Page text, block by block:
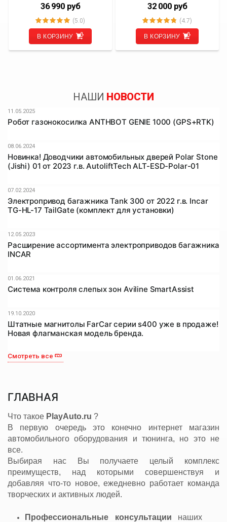
AutoliftTech ALT-TG-VW-ID.4
TailGate (комплект для
установки)
36 990 руб
(5.0)
В КОРЗИНУ
для установки)
32 000 руб
(4.7)
В КОРЗИНУ
НАШИ НОВОСТИ
11.05.2025
Робот газонокосилка ANTHBOT GENIE 1000 (GPS+RTK)
08.06.2024
Новинка! Доводчики автомобильных дверей Polar Stone
(Jishi) 01 от 2023 г.в. AutoliftTech ALT-ESD-Polar-01
07.02.2024
Электропривод багажника Tank 300 от 2022 г.в. Incar
TG-HL-17 TailGate (комплект для установки)
12.05.2023
Расширение ассортимента электроприводов багажника
INCAR
01.06.2021
Система контроля слепых зон Aviline SmartAssist
19.10.2020
Штатные магнитолы FarCar серии s400 уже в продаже!
Новая флагманская модель бренда.
Смотреть все
ГЛАВНАЯ
Что такое PlayAuto.ru ?
В первую очередь это конечно интернет магазин
автомобильного оборудования и тюнинга, но это не
все.
Выбирая нас Вы получаете целый комплекс
преимуществ, над которыми совершенствуя и
добавляя что-то новое, ежедневно работает команда
творческих и активных людей.
Профессиональные консультации наших